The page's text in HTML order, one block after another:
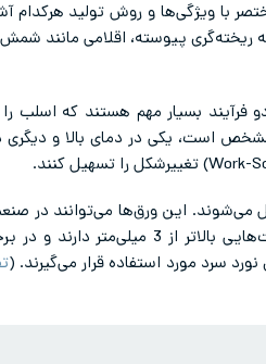
با ویژگی‌ها و روش تولید هرکدام
پیوسته، اقلامی مانند
بسیار مهم هستند که اسلب‌ را
است، یکی در دمای بالا و دیگری
می‌شوند. این ورق‌ها می‌توانند در
سرد مورد استفاده قرار می‌گیرند. (